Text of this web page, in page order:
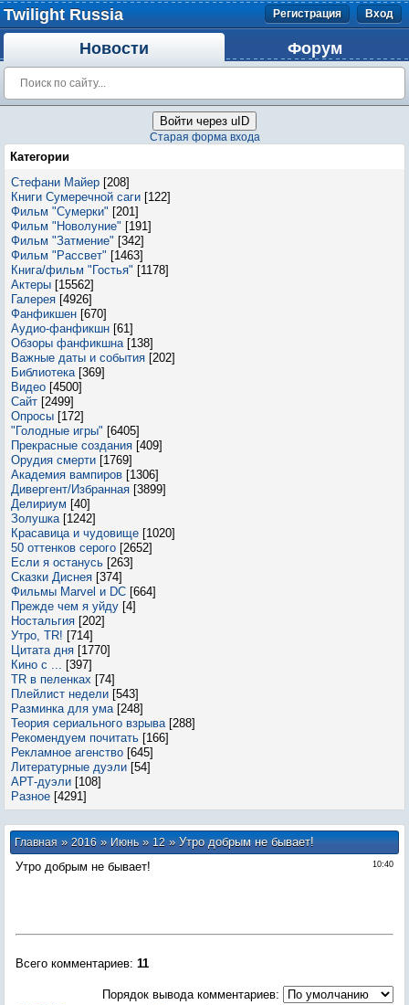
Twilight Russia Регистрация Вход
Новости Форум
Войти через uID
Старая форма входа
Категории
Стефани Майер [208]
Книги Сумеречной саги [122]
Фильм "Сумерки" [201]
Фильм "Новолуние" [191]
Фильм "Затмение" [342]
Фильм "Рассвет" [1463]
Книга/фильм "Гостья" [1178]
Актеры [15562]
Галерея [4926]
Фанфикшен [670]
Аудио-фанфикшн [61]
Обзоры фанфикшна [138]
Важные даты и события [202]
Библиотека [369]
Видео [4500]
Сайт [2499]
Опросы [172]
"Голодные игры" [6405]
Прекрасные создания [409]
Орудия смерти [1769]
Академия вампиров [1306]
Дивергент/Избранная [3899]
Делириум [40]
Золушка [1242]
Красавица и чудовище [1020]
50 оттенков серого [2652]
Если я останусь [263]
Сказки Диснея [374]
Фильмы Marvel и DC [664]
Прежде чем я уйду [4]
Ностальгия [202]
Утро, TR! [714]
Цитата дня [1770]
Кино с ... [397]
TR в пеленках [74]
Плейлист недели [543]
Разминка для ума [248]
Теория сериального взрыва [288]
Рекомендуем почитать [166]
Рекламное агенство [645]
Литературные дуэли [54]
АРТ-дуэли [108]
Разное [4291]
Главная»2016 » Июнь » 12» Утро добрым не бывает!
10:40
Утро добрым не бывает!
Всего комментариев: 11
Порядок вывода комментариев: